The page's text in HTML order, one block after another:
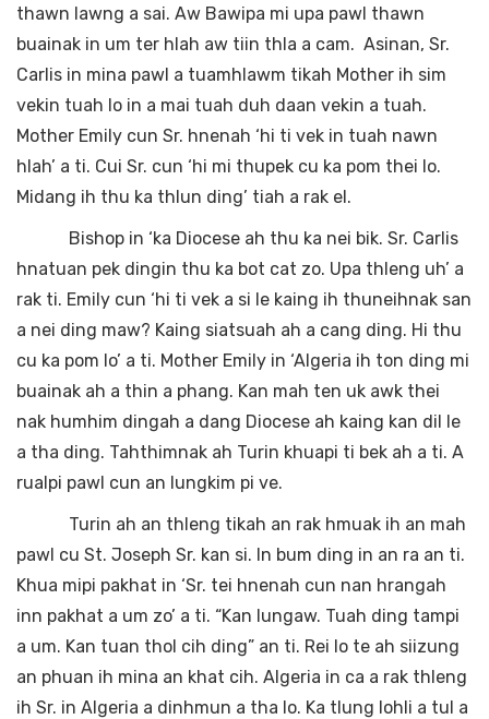
thawn lawng a sai. Aw Bawipa mi upa pawl thawn
buainak in um ter hlah aw tiin thla a cam. Asinan, Sr.
Carlis in mina pawl a tuamhlawm tikah Mother ih sim
vekin tuah lo in a mai tuah duh daan vekin a tuah.
Mother Emily cun Sr. hnenah ‘hi ti vek in tuah nawn
hlah’ a ti. Cui Sr. cun ‘hi mi thupek cu ka pom thei lo.
Midang ih thu ka thlun ding’ tiah a rak el.
Bishop in ‘ka Diocese ah thu ka nei bik. Sr. Carlis
hnatuan pek dingin thu ka bot cat zo. Upa thleng uh’ a
rak ti. Emily cun ‘hi ti vek a si le kaing ih thuneihnak san
a nei ding maw? Kaing siatsuah ah a cang ding. Hi thu
cu ka pom lo’ a ti. Mother Emily in ‘Algeria ih ton ding mi
buainak ah a thin a phang. Kan mah ten uk awk thei
nak humhim dingah a dang Diocese ah kaing kan dil le
a tha ding. Tahthimnak ah Turin khuapi ti bek ah a ti. A
rualpi pawl cun an lungkim pi ve.
Turin ah an thleng tikah an rak hmuak ih an mah
pawl cu St. Joseph Sr. kan si. In bum ding in an ra an ti.
Khua mipi pakhat in ‘Sr. tei hnenah cun nan hrangah
inn pakhat a um zo’ a ti. “Kan lungaw. Tuah ding tampi
a um. Kan tuan thol cih ding” an ti. Rei lo te ah siizung
an phuan ih mina an khat cih. Algeria in ca a rak thleng
ih Sr. in Algeria a dinhmun a tha lo. Ka tlung lohli a tul a